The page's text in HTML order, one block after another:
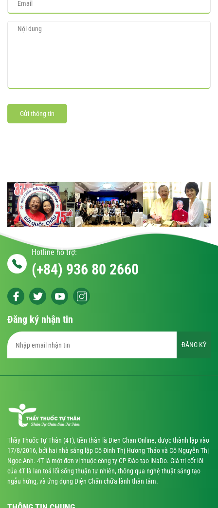
Gửi thông tin
Hotline hỗ trợ:
(+84) 936 80 2660
Đăng ký nhận tin
ĐĂNG KÝ
Thầy Thuốc Tự Thân (4T), tiền thân là Dien Chan Online, được thành lập vào
17/8/2016, bởi hai nhà sáng lập Cô Đinh Thị Hương Thảo và Cô Nguyễn Thị
Ngọc Anh. 4T là một đơn vị thuộc công ty CP Đào tạo iNaDo. Giá trị cốt lõi
của 4T là lan toả lối sống thuận tự nhiên, thông qua nghệ thuật sáng tạo
ngẫu hứng, và ứng dụng Diện Chẩn chữa lành thân tâm.